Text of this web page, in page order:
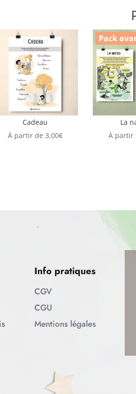
Cadeau
À partir de 3,00€
Pack
La
À
Info pratiques
CGV
CGU
Mentions légales